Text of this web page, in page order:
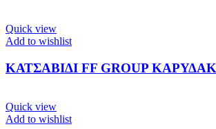
Quick view
Add to wishlist
ΚΑΤΣΑΒΙΔΙ FF GROUP
Quick view
Add to wishlist